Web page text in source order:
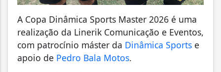
A Copa Dinâmica Sports Master 2026 é uma
realização da Linerik Comunicação e Eventos,
com patrocínio máster da Dinâmica Sports e
apoio de Pedro Bala Motos.